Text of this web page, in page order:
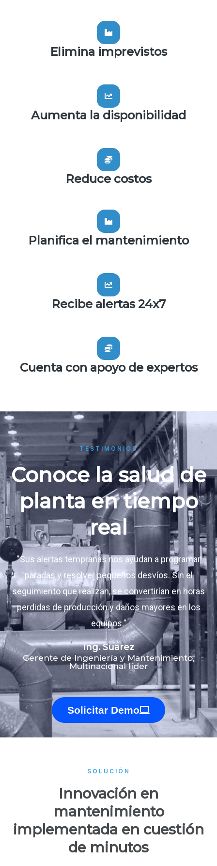
Elimina imprevistos
Aumenta la disponibilidad
Reduce costos
Planifica el mantenimiento
Recibe alertas 24x7
Cuenta con apoyo de expertos
TESTIMONIOS
Conoce la salud de
planta en tiempo
real
"Sus alertas tempranas nos ayudan a programar
paradas y resolver pequeños desvíos. Sin el
seguimiento que realizan, se convertirían en horas
perdidas de producción y daños mayores en los
equipos.”
Ing. Suarez
Gerente de Ingeniería y Mantenimiento,
Multinacional líder
Solicitar Demo
SOLUCIÓN
Innovación en
mantenimiento
implementada en cuestión
de minutos